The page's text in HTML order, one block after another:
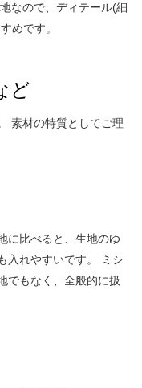
なので、ディテール(細
めです。
ど
素材の特質としてご理
に比べると、生地のゆ
入れやすいです。 ミシ
でもなく、全般的に扱